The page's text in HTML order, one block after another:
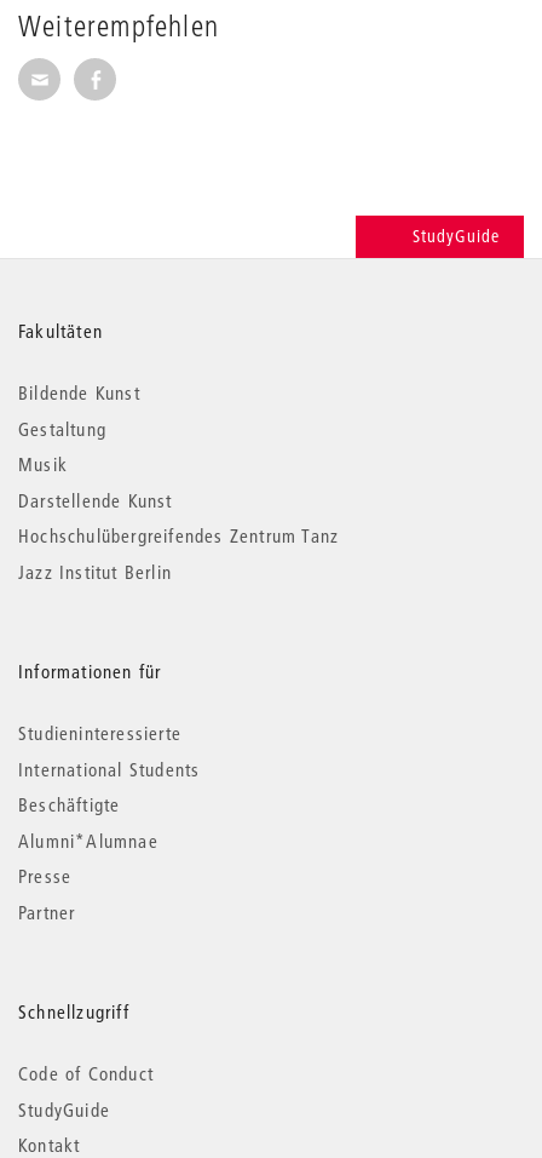
Weiterempfehlen
Seite per E-Mail weiterempfehlen
Seite auf Facebook weiterempfehlen
StudyGuide
Weitere
Informationen
Fakultäten
Bildende Kunst
Gestaltung
Musik
Darstellende Kunst
Hochschulübergreifendes Zentrum Tanz
Jazz Institut Berlin
Informationen für
Studieninteressierte
International Students
Beschäftigte
Alumni*Alumnae
Presse
Partner
Schnellzugriff
Code of Conduct
StudyGuide
Kontakt